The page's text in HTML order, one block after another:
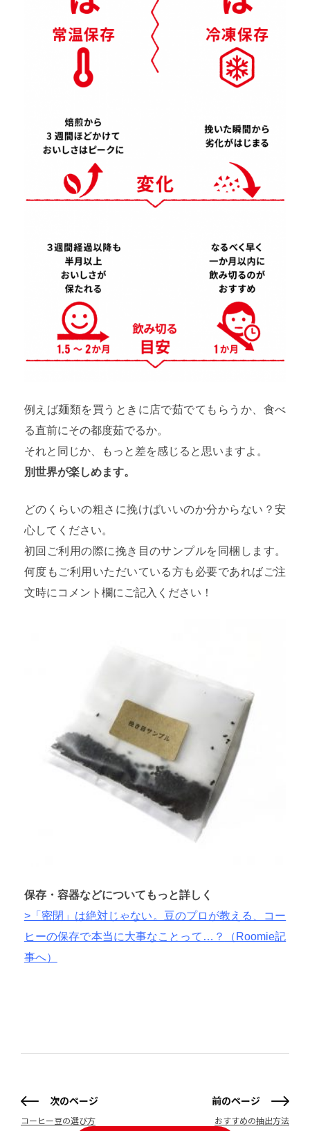
例えば麺類を買うときに店で茹でてもらうか、食べ
る直前にその都度茹でるか。
それと同じか、もっと差を感じると思いますよ。
別世界が楽しめます。
どのくらいの粗さに挽けばいいのか分からない？安
心してください。
初回ご利用の際に挽き目のサンプルを同梱します。
何度もご利用いただいている方も必要であればご注
文時にコメント欄にご記入ください！
保存・容器などについてもっと詳しく
>「密閉」は絶対じゃない。豆のプロが教える、コー
ヒーの保存で本当に大事なことって…？
（Roomie記
事へ）
次のページ
コーヒー豆の選び方
前のページ
おすすめの抽出方法